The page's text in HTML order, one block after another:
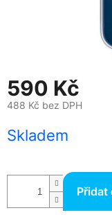
590 Kč
488 Kč bez DPH
cena:
Skladem
Přidat